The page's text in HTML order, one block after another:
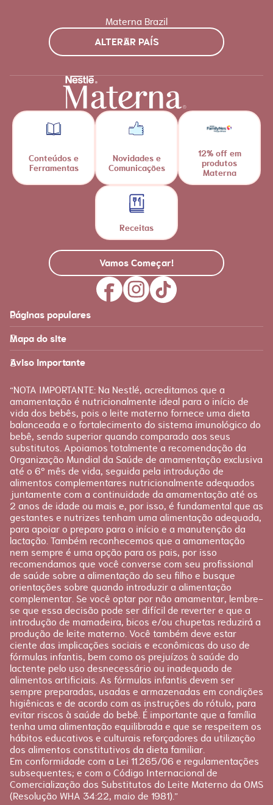
Materna Brazil
ALTERAR PAÍS
Conteúdos e
Ferramentas
Novidades e
Comunicações
12% off em
produtos
Materna
Receitas
Vamos Começar!
Páginas populares
Feito para você Materna
FAQ
Fale conosco
Mapa do site
Produtos
Loja Nestlé FamilyNes
Produtos Materna
Recursos
Etapas
Gravidez
Planejamento
Pós-parto
Aviso importante
“NOTA IMPORTANTE: Na Nestlé, acreditamos que a
amamentação é nutricionalmente ideal para o início de
vida dos bebês, pois o leite materno fornece uma dieta
balanceada e o fortalecimento do sistema imunológico do
bebê, sendo superior quando comparado aos seus
substitutos. Apoiamos totalmente a recomendação da
Organização Mundial da Saúde de amamentação exclusiva
até o 6º mês de vida, seguida pela introdução de
alimentos complementares nutricionalmente adequados
juntamente com a continuidade da amamentação até os
2 anos de idade ou mais e, por isso, é fundamental que as
gestantes e nutrizes tenham uma alimentação adequada,
para apoiar o preparo para o início e a manutenção da
lactação. Também reconhecemos que a amamentação
nem sempre é uma opção para os pais, por isso
recomendamos que você converse com seu profissional
de saúde sobre a alimentação do seu filho e busque
orientações sobre quando introduzir a alimentação
complementar. Se você optar por não amamentar, lembre-
se que essa decisão pode ser difícil de reverter e que a
introdução de mamadeira, bicos e/ou chupetas reduzirá a
produção de leite materno. Você também deve estar
ciente das implicações sociais e econômicas do uso de
fórmulas infantis, bem como os prejuízos à saúde do
lactente pelo uso desnecessário ou inadequado de
alimentos artificiais. As fórmulas infantis devem ser
sempre preparadas, usadas e armazenadas em condições
higiênicas e de acordo com as instruções do rótulo, para
evitar riscos à saúde do bebê. É importante que a família
tenha uma alimentação equilibrada e que se respeitem os
hábitos educativos e culturais reforçadores da utilização
dos alimentos constitutivos da dieta familiar.
Em conformidade com a Lei 11.265/06 e regulamentações
subsequentes; e com o Código Internacional de
Comercialização dos Substitutos do Leite Materno da OMS
(Resolução WHA 34:22, maio de 1981).”